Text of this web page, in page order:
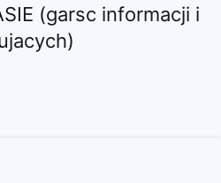
(garsc informacji i